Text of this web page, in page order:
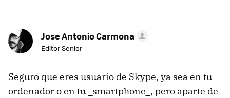
Jose Antonio Carmona
Editor Senior
Seguro que eres usuario de Skype, ya sea en tu
ordenador o en tu _smartphone_, pero aparte de